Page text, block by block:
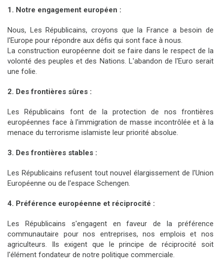
1. Notre engagement européen :
Nous, Les Républicains, croyons que la France a besoin de
l'Europe pour répondre aux défis qui sont face à nous.
La construction européenne doit se faire dans le respect de la
volonté des peuples et des Nations. L'abandon de l'Euro serait
une folie.
2. Des frontières sûres :
Les Républicains font de la protection de nos frontières
européennes face à l'immigration de masse incontrôlée et à la
menace du terrorisme islamiste leur priorité absolue.
3. Des frontières stables :
Les Républicains refusent tout nouvel élargissement de l'Union
Européenne ou de l'espace Schengen.
4. Préférence européenne et réciprocité :
Les Républicains s'engagent en faveur de la préférence
communautaire pour nos entreprises, nos emplois et nos
agriculteurs. Ils exigent que le principe de réciprocité soit
l'élément fondateur de notre politique commerciale.